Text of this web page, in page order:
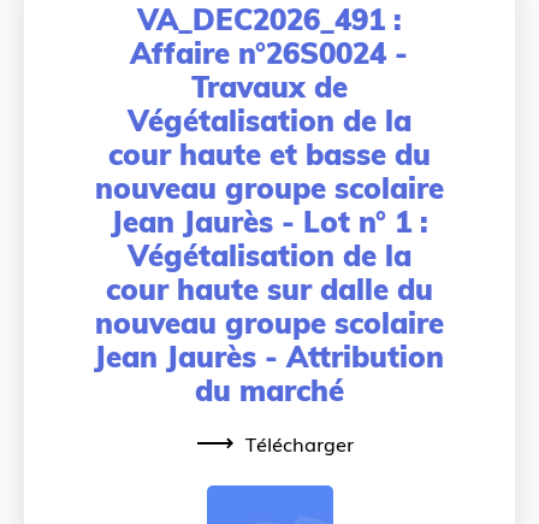
VA_DEC2026_491 :
Affaire n°26S0024 -
Travaux de
Végétalisation de la
cour haute et basse du
nouveau groupe scolaire
Jean Jaurès - Lot n° 1 :
Végétalisation de la
cour haute sur dalle du
nouveau groupe scolaire
Jean Jaurès - Attribution
du marché
Télécharger